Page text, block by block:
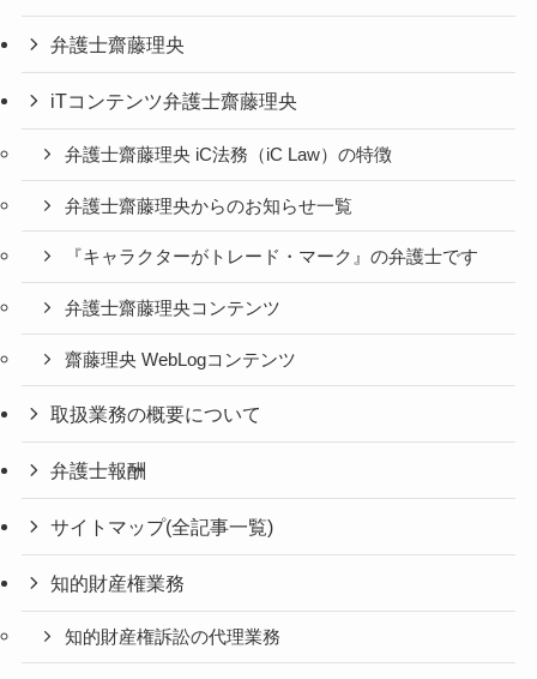
弁護士齋藤理央
iTコンテンツ弁護士齋藤理央
弁護士齋藤理央 iC法務（iC Law）の特徴
弁護士齋藤理央からのお知らせ一覧
『キャラクターがトレード・マーク』の弁護士です
弁護士齋藤理央コンテンツ
齋藤理央 WebLogコンテンツ
取扱業務の概要について
弁護士報酬
サイトマップ(全記事一覧)
知的財産権業務
知的財産権訴訟の代理業務